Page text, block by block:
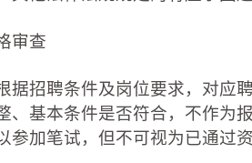
审查
根据招聘条件及岗位要求，对
、基本条件是否符合，不作为
参加笔试，但不可视为已通过